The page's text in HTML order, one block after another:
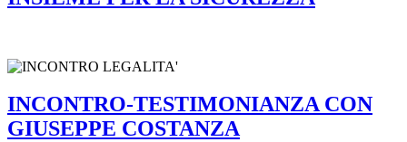
INCONTRO-TESTIMONIANZA CON
GIUSEPPE COSTANZA